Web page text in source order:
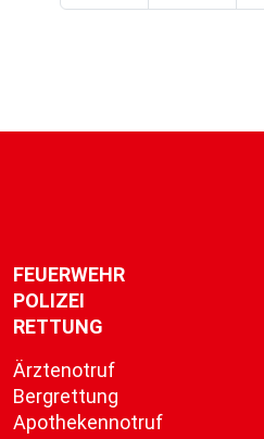
FEUERWEHR
POLIZEI
RETTUNG
Ärztenotruf
Bergrettung
Apothekennotruf